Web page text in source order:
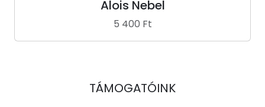
Alois Nebel
5 400 Ft
TÁMOGATÓINK